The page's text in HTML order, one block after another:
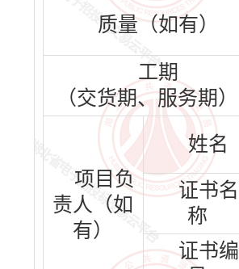
质量（如有）
工期
（交货期、服务期）
项目负
责人（如
有）
姓名
证书名
称
证书编